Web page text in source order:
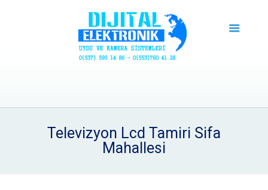
Televizyon Lcd Tamiri Sifa
Mahallesi